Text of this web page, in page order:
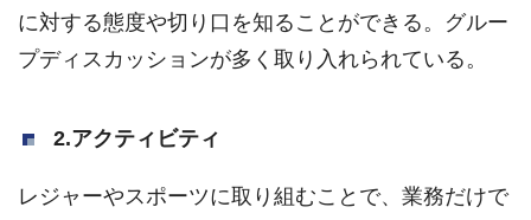
に対する態度や切り口を知ることができる。グルー
プディスカッションが多く取り入れられている。
2.アクティビティ
レジャーやスポーツに取り組むことで、業務だけで